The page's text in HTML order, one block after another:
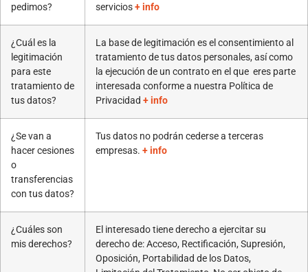
pedimos?
servicios+ info
¿Cuál es la
legitimación
para este
tratamiento de
tus datos?
La base de legitimación es el consentimiento al
tratamiento de tus datos personales, así como
la ejecución de un contrato en el que eres parte
interesada conforme a nuestra Política de
Privacidad + info
¿Se van a
hacer cesiones
o
transferencias
con tus datos?
Tus datos no podrán cederse a terceras
empresas. + info
¿Cuáles son
mis derechos?
El interesado tiene derecho a ejercitar su
derecho de: Acceso, Rectificación, Supresión,
Oposición, Portabilidad de los Datos,